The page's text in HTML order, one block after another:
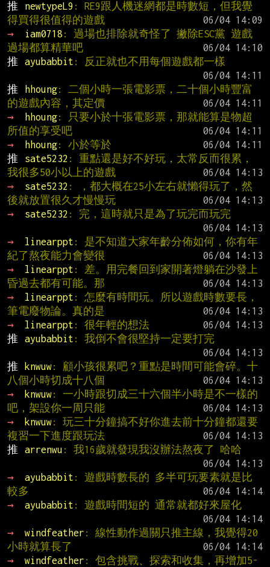
推
newtypeL9 : RE9跟人機迷網都是時數短，但我覺
得買得很值得的遊戲
→
iam0718 : 過場也排除就奇怪了 撇除ESC黨 遊戲
過場都算精華吧
推
ayubabbit : 反正就也不用每個遊戲都一樣
推
hhoung: 二個小時一張電影票，二十個小時豐富
的遊戲內容，其定價
→
hhoung: 只要小於十張電影票，那就能算是物超
所值的享受吧
→
hhoung: 小於等於
推
sate5232 : 重點還是好不好玩，太常反而很累，
我很多50小以上的遊戲
→
sate5232 : ，都大概在25小左右就懶得玩了，然
後就放置很久才慢慢玩
→
sate5232 : 完，這時就只是為了玩完而玩完
→
linearppt : 是不知道大家年齡分佈如何，你有年
紀了熬夜能力會變很
→
linearppt : 差。用完餐回到家開著燈躺在沙發上
昏過去都有可能。那
→
linearppt : 怎麼有時間玩。所以遊戲時數要長，
筆電廢物論。真的是
→
linearppt : 很年輕的想法
推
ayubabbit : 我倒不會很堅持一定要打完
推
knwuw: 顧小孩很累吧？重點是時間可能會碎。十
八個小時切成十八個
→
knwuw: 一小時跟切成三十六個半小時是不一樣的
吧，架設你一周只能
→
knwuw: 玩三十分鐘搞不好你進去前十分鐘都還要
複習一下進度跟玩法
推
arrenwu : 我16歲就發現我沒辦法熬夜了 哈哈
→
ayubabbit : 遊戲時數長的 多半可玩要素就是比
較多
→
ayubabbit : 遊戲時間短的 通常就都好來屋化
→
windfeather : 線性動作過關只推主線，我覺得20
小時就算長了
→
windfeather : 包含挑戰、探索和收集，再增加5-